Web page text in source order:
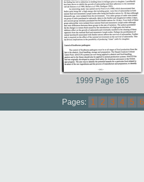
1999 Page 165
Pages: 1 2 3 4 5 6